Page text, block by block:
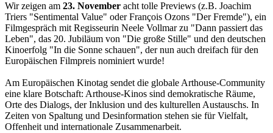
Wir zeigen am 23. November acht tolle Previews (z.B. Joachim
Triers "Sentimental Value" oder François Ozons "Der Fremde"), ein
Filmgespräch mit Regisseurin Neele Vollmar zu "Dann passiert das
Leben", das 20. Jubiläum von "Die große Stille" und den deutschen
Kinoerfolg "In die Sonne schauen", der nun auch dreifach für den
Europäischen Filmpreis nominiert wurde!
Am Europäischen Kinotag sendet die globale Arthouse-Community
eine klare Botschaft: Arthouse-Kinos sind demokratische Räume,
Orte des Dialogs, der Inklusion und des kulturellen Austauschs. In
Zeiten von Spaltung und Desinformation stehen sie für Vielfalt,
Offenheit und internationale Zusammenarbeit.